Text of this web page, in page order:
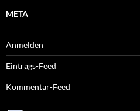
META
Anmelden
Eintrags-Feed
Kommentar-Feed
WordPress.org